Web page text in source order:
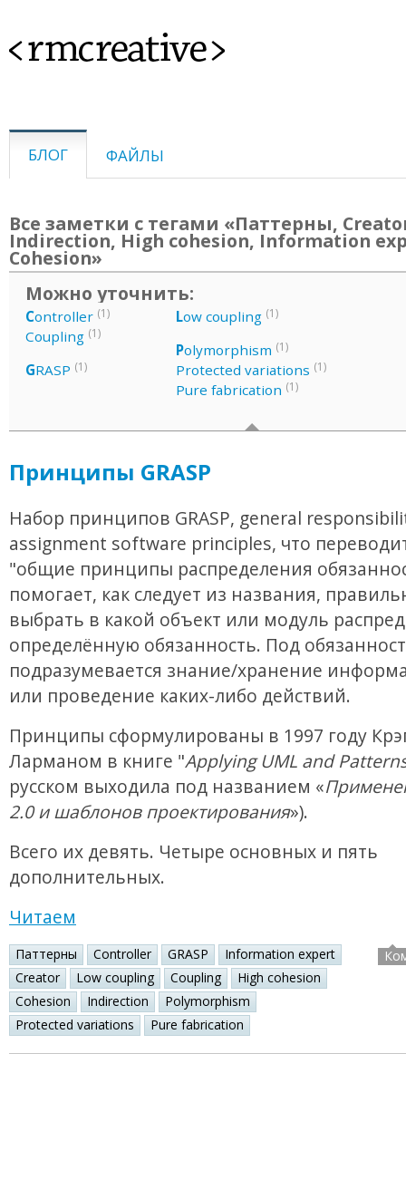
<rmcreative>
БЛОГ ФАЙЛЫ
Все заметки с тегами «Паттерны,
Indirection, High cohesion, Information
Cohesion»
Можно уточнить:
Controller (1)
Coupling (1)
GRASP (1)
Low coupling (1)
Polymorphism (1)
Protected variations (1)
Pure fabrication (1)
Принципы GRASP
Набор принципов GRASP, general
assignment software principles, что
"общие принципы распределения
помогает, как следует из названия,
выбрать в какой объект или модуль
определённую обязанность. Под
подразумевается знание/хранение
или проведение каких-либо действий.
Принципы сформулированы в 1997 году
Ларманом в книге "Applying UML and
русском выходила под названием «
2.0 и шаблонов проектирования»).
Всего их девять. Четыре основных и пять
дополнительных.
Читаем
Паттерны Controller GRASP
Information expert
Creator
Low coupling Coupling
High cohesion
Cohesion
Indirection
Polymorphism
Protected variations
Pure fabrication